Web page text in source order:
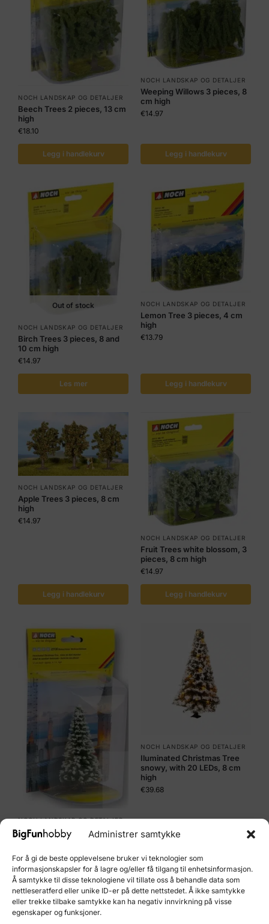
Administrer samtykke
For å gi de beste opplevelsene bruker vi teknologier som
informasjonskapsler for å lagre og/eller få tilgang til enhetsinformasjon.
Å samtykke til disse teknologiene vil tillate oss å behandle data som
nettleseratferd eller unike ID-er på dette nettstedet. Å ikke samtykke
eller trekke tilbake samtykke kan ha negativ innvirkning på visse
egenskaper og funksjoner.
NOCH LANDSKAP OG DETALJER
Beech Trees 2 pieces, 13 cm
high
€18.10
Legg i handlekurv
NOCH LANDSKAP OG DETALJER
Weeping Willows 3 pieces, 8
cm high
€14.97
Legg i handlekurv
Out of stock
NOCH LANDSKAP OG DETALJER
Birch Trees 3 pieces, 8 and
10 cm high
€14.97
Les mer
NOCH LANDSKAP OG DETALJER
Lemon Tree 3 pieces, 4 cm
high
€13.79
Legg i handlekurv
NOCH LANDSKAP OG DETALJER
Apple Trees 3 pieces, 8 cm
high
€14.97
Legg i handlekurv
NOCH LANDSKAP OG DETALJER
Fruit Trees white blossom, 3
pieces, 8 cm high
€14.97
Legg i handlekurv
NOCH LANDSKAP OG DETALJER
Iluminated Christmas Tree
snowy, with 30 LEDs, 12 cm
€ 42.05
Legg i handlekurv
NOCH LANDSKAP OG DETALJER
Iluminated Christmas Tree
snowy, with 20 LEDs, 8 cm
high
€39.68
Legg i handlekurv